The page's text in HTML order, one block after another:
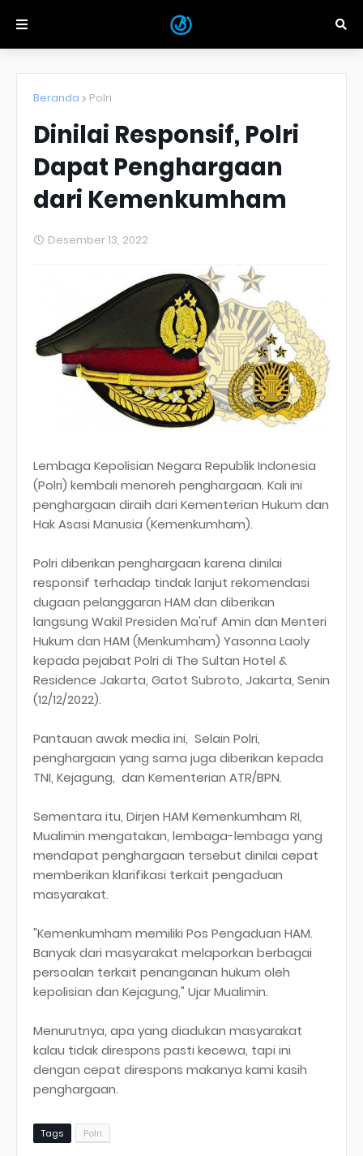
Beranda Polri
Dinilai Responsif, Polri
Dapat Penghargaan
dari Kemenkumham
Desember 13, 2022
Lembaga Kepolisian Negara Republik Indonesia
(Polri) kembali menoreh penghargaan. Kali ini
penghargaan diraih dari Kementerian Hukum dan
Hak Asasi Manusia (Kemenkumham).
Polri diberikan penghargaan karena dinilai
responsif terhadap tindak lanjut rekomendasi
dugaan pelanggaran HAM dan diberikan
langsung Wakil Presiden Ma'ruf Amin dan Menteri
Hukum dan HAM (Menkumham) Yasonna Laoly
kepada pejabat Polri di The Sultan Hotel &
Residence Jakarta, Gatot Subroto, Jakarta, Senin
(12/12/2022).
Pantauan awak media ini, Selain Polri,
penghargaan yang sama juga diberikan kepada
TNI, Kejagung, dan Kementerian ATR/BPN.
Sementara itu, Dirjen HAM Kemenkumham RI,
Mualimin mengatakan, lembaga-lembaga yang
mendapat penghargaan tersebut dinilai cepat
memberikan klarifikasi terkait pengaduan
masyarakat.
"Kemenkumham memiliki Pos Pengaduan HAM.
Banyak dari masyarakat melaporkan berbagai
persoalan terkait penanganan hukum oleh
kepolisian dan Kejagung," Ujar Mualimin.
Menurutnya, apa yang diadukan masyarakat
kalau tidak direspons pasti kecewa, tapi ini
dengan cepat direspons makanya kami kasih
penghargaan.
Tags Polri